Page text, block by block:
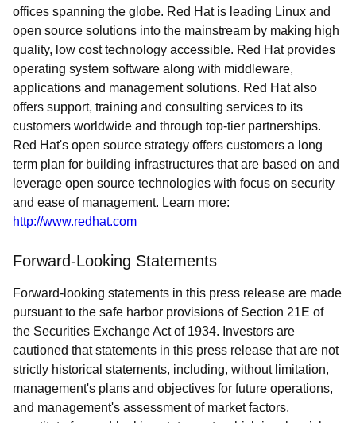
offices spanning the globe. Red Hat is leading Linux and
open source solutions into the mainstream by making high
quality, low cost technology accessible. Red Hat provides
operating system software along with middleware,
applications and management solutions. Red Hat also
offers support, training and consulting services to its
customers worldwide and through top-tier partnerships.
Red Hat's open source strategy offers customers a long
term plan for building infrastructures that are based on and
leverage open source technologies with focus on security
and ease of management. Learn more:
http://www.redhat.com
Forward-Looking Statements
Forward-looking statements in this press release are made
pursuant to the safe harbor provisions of Section 21E of
the Securities Exchange Act of 1934. Investors are
cautioned that statements in this press release that are not
strictly historical statements, including, without limitation,
management's plans and objectives for future operations,
and management's assessment of market factors,